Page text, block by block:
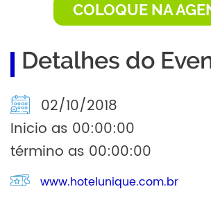
COLOQUE NA
Detalhes do
02/10/2018
Inicio as 00:00:00
término as 00:00:00
www.hotelunique.com.br